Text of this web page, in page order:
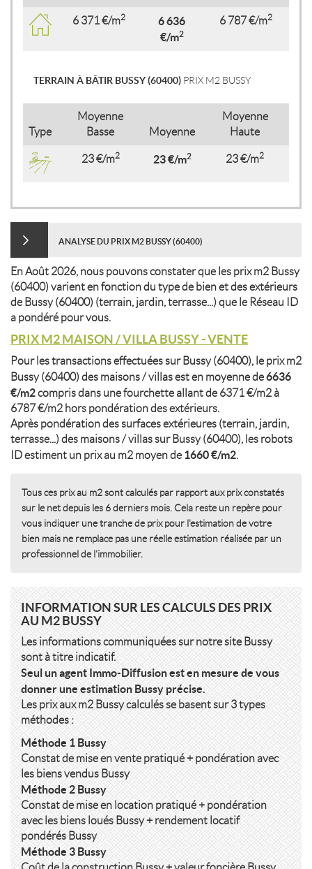
6 371 €/m2
6 636
€/m2
6 787 €/m2
TERRAIN À BÂTIR BUSSY (60400) PRIX M2 BUSSY
Type
Moyenne
Basse
Moyenne
Moyenne
Haute
23 €/m2 23 €/m2 23 €/m2
ANALYSE DU PRIX M2 BUSSY (60400)
En Août 2026, nous pouvons constater que les prix m2 Bussy
(60400) varient en fonction du type de bien et des extérieurs
de Bussy (60400) (terrain, jardin, terrasse...) que le Réseau ID
a pondéré pour vous.
PRIX M2 MAISON / VILLA BUSSY - VENTE
Pour les transactions effectuées sur Bussy (60400), le prix m2
Bussy (60400) des maisons / villas est en moyenne de6636
€/m2compris dans une fourchette allant de 6371 €/m2 à
6787 €/m2 hors pondération des extérieurs.
Après pondération des surfaces extérieures (terrain, jardin,
terrasse...) des maisons / villas sur Bussy (60400), les robots
ID estiment un prix au m2 moyen de 1660 €/m2.
Tous ces prix au m2 sont calculés par rapport aux prix constatés
sur le net depuis les 6 derniers mois. Cela reste un repère pour
vous indiquer une tranche de prix pour l'estimation de votre
bien mais ne remplace pas une réelle estimation réalisée par un
professionnel de l'immobilier.
INFORMATION SUR LES CALCULS DES PRIX
AU M2 BUSSY
Les informations communiquées sur notre site Bussy
sont à titre indicatif.
Seul un agent Immo-Diffusion est en mesure de vous
donner une estimation Bussy précise.
Les prix aux m2 Bussy calculés se basent sur 3 types
méthodes :
Méthode 1 Bussy
Constat de mise en vente pratiqué + pondération avec
les biens vendus Bussy
Méthode 2 Bussy
Constat de mise en location pratiqué + pondération
avec les biens loués Bussy + rendement locatif
pondérés Bussy
Méthode 3 Bussy